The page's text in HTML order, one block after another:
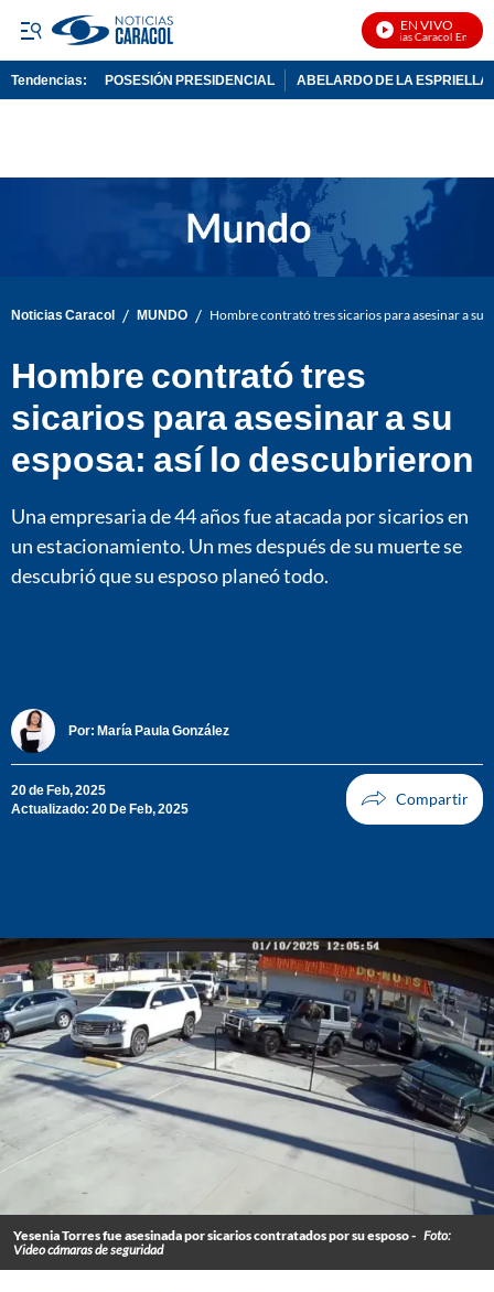
EN VIVO
Noticias Caracol En Vivo
Tendencias: POSESIÓN PRESIDENCIAL ABELARDO DE LA ESPRIELLA
Noticias Caracol / MUNDO / Hombre contrató tres sicarios para asesinar a su
Hombre contrató tres
sicarios para asesinar a su
esposa: así lo descubrieron
Una empresaria de 44 años fue atacada por sicarios en
un estacionamiento. Un mes después de su muerte se
descubrió que su esposo planeó todo.
Por: María Paula González
20 de Feb, 2025
Actualizado: 20 De Feb, 2025
Yesenia Torres fue asesinada por sicarios contratados por su esposo - Foto:
Video cámaras de seguridad